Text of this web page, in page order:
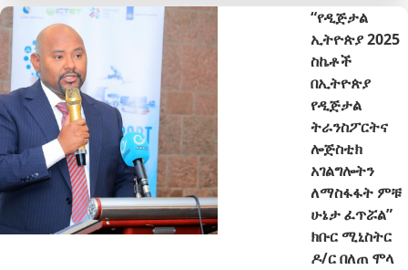
“የዲጅታል
ኢትዮጵያ 2025
ስኬቶች
በኢትዮጵያ
የዲጅታል
ትራንስፖርትና
ሎጅስቲክ
አገልግሎትን
ለማስፋፋት ምቹ
ሁኔታ ፈጥሯል”
ክቡር ሚኒስትር
ዶ/ር በለጠ ሞላ